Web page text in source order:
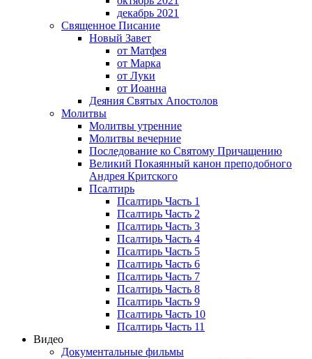
декабрь 2021
Священное Писание
Новый Завет
от Матфея
от Марка
от Луки
от Иоанна
Деяния Святых Апостолов
Молитвы
Молитвы утренние
Молитвы вечерние
Последование ко Святому Причащению
Великий Покаянный канон преподобного
Андрея Критского
Псалтирь
Псалтирь Часть 1
Псалтирь Часть 2
Псалтирь Часть 3
Псалтирь Часть 4
Псалтирь Часть 5
Псалтирь Часть 6
Псалтирь Часть 7
Псалтирь Часть 8
Псалтирь Часть 9
Псалтирь Часть 10
Псалтирь Часть 11
Видео
Документальные фильмы